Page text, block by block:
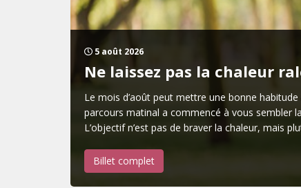
5 août 2026
Ne laissez pas la chaleur
Le mois d’août peut mettre une bonne
parcours matinal a commencé à vous sembler
L’objectif n’est pas de braver la chaleur, mais
Billet complet